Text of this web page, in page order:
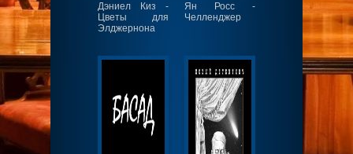
Дэниел Киз -
Цветы для
Элджернона
Ян Росс -
Челленджер